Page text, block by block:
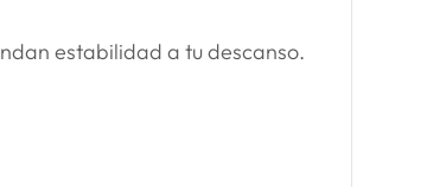
estabilidad a tu descanso.